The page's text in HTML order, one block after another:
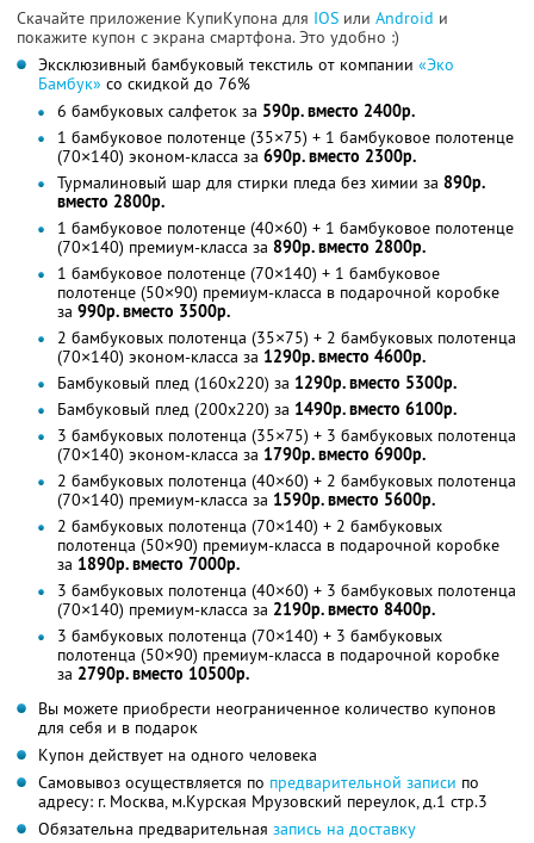
Скачайте приложение КупиКупона для IOS или Android и
покажите купон с экрана смартфона. Это удобно :)
Эксклюзивный бамбуковый текстиль от компании «Эко
Бамбук» со скидкой до 76%
6 бамбуковых салфеток за 590р. вместо 2400р.
1 бамбуковое полотенце (35×75) + 1 бамбуковое полотенце
(70×140) эконом-класса за 690р. вместо 2300р.
Турмалиновый шар для стирки пледа без химии за 890р.
вместо 2800р.
1 бамбуковое полотенце (40×60) + 1 бамбуковое полотенце
(70×140) премиум-класса за 890р. вместо 2800р.
1 бамбуковое полотенце (70×140) + 1 бамбуковое
полотенце (50×90) премиум-класса в подарочной коробке
за 990р. вместо 3500р.
2 бамбуковых полотенца (35×75) + 2 бамбуковых полотенца
(70×140) эконом-класса за 1290р. вместо 4600р.
Бамбуковый плед (160x220) за 1290р. вместо 5300р.
Бамбуковый плед (200x220) за 1490р. вместо 6100р.
3 бамбуковых полотенца (35×75) + 3 бамбуковых полотенца
(70×140) эконом-класса за 1790р. вместо 6900р.
2 бамбуковых полотенца (40×60) + 2 бамбуковых полотенца
(70×140) премиум-класса за 1590р. вместо 5600р.
2 бамбуковых полотенца (70×140) + 2 бамбуковых
полотенца (50×90) премиум-класса в подарочной коробке
за 1890р. вместо 7000р.
3 бамбуковых полотенца (40×60) + 3 бамбуковых полотенца
(70×140) премиум-класса за 2190р. вместо 8400р.
3 бамбуковых полотенца (70×140) + 3 бамбуковых
полотенца (50×90) премиум-класса в подарочной коробке
за 2790р. вместо 10500р.
Вы можете приобрести неограниченное количество купонов
для себя и в подарок
Купон действует на одного человека
Самовывоз осуществляется по предварительной записи по
адресу: г. Москва, м.Курская Мрузовский переулок, д.1 стр.3
Обязательна предварительная запись на доставку